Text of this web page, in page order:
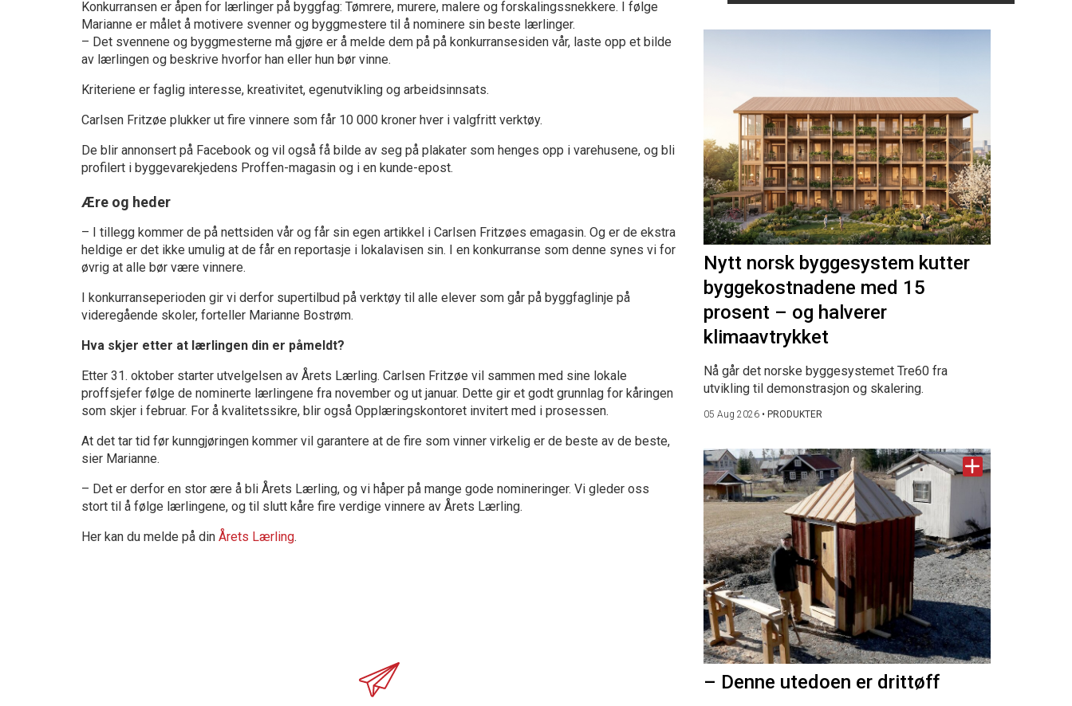
Konkurransen er åpen for lærlinger på byggfag: Tømrere, murere, malere og forskalingssnekkere. I følge
Marianne er målet å motivere svenner og byggmestere til å nominere sin beste lærlinger.
– Det svennene og byggmesterne må gjøre er å melde dem på på konkurransesiden vår, laste opp et bilde
av lærlingen og beskrive hvorfor han eller hun bør vinne.
Kriteriene er faglig interesse, kreativitet, egenutvikling og arbeidsinnsats.
Carlsen Fritzøe plukker ut fire vinnere som får 10 000 kroner hver i valgfritt verktøy.
De blir annonsert på Facebook og vil også få bilde av seg på plakater som henges opp i varehusene, og bli
profilert i byggevarekjedens Proffen-magasin og i en kunde-epost.
Ære og heder
– I tillegg kommer de på nettsiden vår og får sin egen artikkel i Carlsen Fritzøes emagasin. Og er de ekstra
heldige er det ikke umulig at de får en reportasje i lokalavisen sin. I en konkurranse som denne synes vi for
øvrig at alle bør være vinnere.
I konkurranseperioden gir vi derfor supertilbud på verktøy til alle elever som går på byggfaglinje på
videregående skoler, forteller Marianne Bostrøm.
Hva skjer etter at lærlingen din er påmeldt?
Etter 31. oktober starter utvelgelsen av Årets Lærling. Carlsen Fritzøe vil sammen med sine lokale
proffsjefer følge de nominerte lærlingene fra november og ut januar. Dette gir et godt grunnlag for kåringen
som skjer i februar. For å kvalitetssikre, blir også Opplæringskontoret invitert med i prosessen.
At det tar tid før kunngjøringen kommer vil garantere at de fire som vinner virkelig er de beste av de beste,
sier Marianne.
– Det er derfor en stor ære å bli Årets Lærling, og vi håper på mange gode nomineringer. Vi gleder oss
stort til å følge lærlingene, og til slutt kåre fire verdige vinnere av Årets Lærling.
Her kan du melde på din Årets Lærling.
Nytt norsk byggesystem kutter
byggekostnadene med 15
prosent – og halverer
klimaavtrykket
Nå går det norske byggesystemet Tre60 fra
utvikling til demonstrasjon og skalering.
05 Aug 2026 • PRODUKTER
– Denne utedoen er drittøff